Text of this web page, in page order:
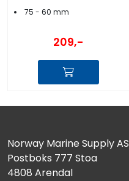
75 - 60 mm
209,-
Norway Marine Supply AS
Postboks 777 Stoa
4808 Arendal